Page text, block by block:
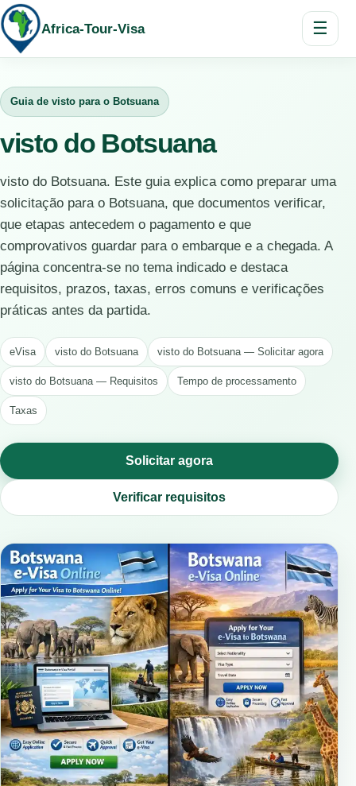
Africa-Tour-Visa ☰
Guia de visto para o Botsuana
visto do Botsuana
visto do Botsuana. Este guia explica como preparar uma
solicitação para o Botsuana, que documentos verificar,
que etapas antecedem o pagamento e que
comprovativos guardar para o embarque e a chegada. A
página concentra-se no tema indicado e destaca
requisitos, prazos, taxas, erros comuns e verificações
práticas antes da partida.
eVisa visto do Botsuana visto do Botsuana — Solicitar agora
visto do Botsuana — Requisitos Tempo de processamento
Taxas
Solicitar agora
Verificar requisitos